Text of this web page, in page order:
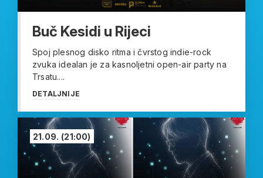
Buč Kesidi u Rijeci
Spoj plesnog disko ritma i čvrstog indie-rock
zvuka idealan je za kasnoljetni open-air party na
Trsatu....
DETALJNIJE
21.09. (21:00)